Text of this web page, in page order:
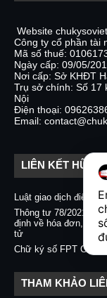
Website
Công ty cổ phần tài
Mã số thuế:
Ngày cấp: 09/05/
Nơi cấp: Sở KHĐT
Trụ sở chính: Số 17
Nội
Điện thoại:
Email:
LIÊN KẾT HỮU
Luật giao dịch điện tử
Thông tư 78/2021/TT-
định về hóa đơn,
tử
Chữ ký số FPT CA
THAM KHẢO